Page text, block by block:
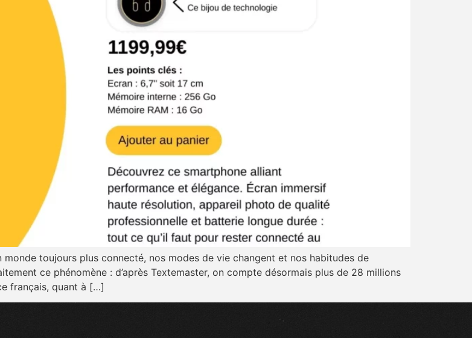
toujours plus connecté, nos modes de vie changent et nos habitudes de
ce phénomène : d’après Textemaster, on compte désormais plus de 28 millions
français, quant à […]